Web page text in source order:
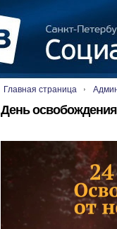
Главная страница
День